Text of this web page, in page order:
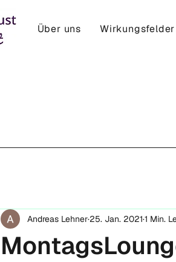
Über uns Wirkungsfelder
Andreas Lehner 25. Jan. 2021 1 Min.